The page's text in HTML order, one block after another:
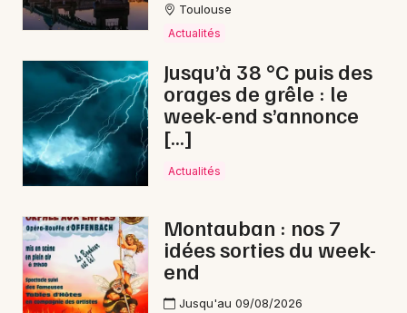
Magazine à Montauban
82 - Tarn-et-Garonne
Choisir mes départements
Mon email
Toulouse
Actualités
Jusqu’à 38 °C puis des
orages de grêle : le
week-end s’annonce
[…]
Actualités
Montauban : nos 7
idées sorties du week-
end
Jusqu'au 09/08/2026